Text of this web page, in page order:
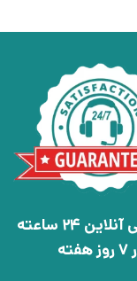
پشتیبانی آنلاین 24 ساعته